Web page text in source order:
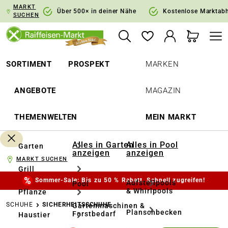
Zur Hauptnavigation springen
MARKT
SUCHEN
Über 500× in deiner Nähe Kostenlose
SORTIMENT PROSPEKT
ANGEBOTE
THEMENWELTEN
MARKEN
MAGAZIN
MEIN MARKT
Garten
Grill
Pflanze
Haustier
Alles in Garten
anzeigen
Pool
Gartenmaschinen &
Forstbedarf
Alles in Pool
anzeigen
Aufstellpools
& Whirlpools
Planschbecken
MARKT SUCHEN
Sommer-Sale: Bis zu 50 % Rabatt. Schnell zugreifen!
SCHUHE SICHERHEITSSCHUHE